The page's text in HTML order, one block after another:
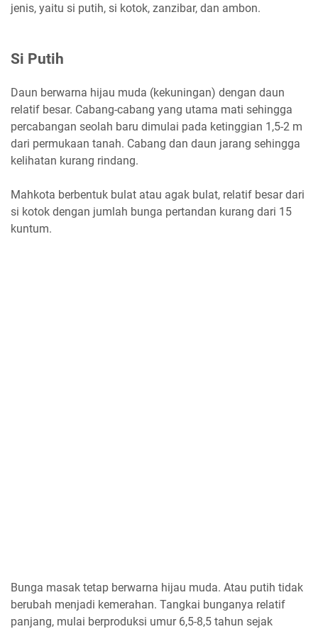
jenis, yaitu si putih, si kotok, zanzibar, dan ambon.
Si Putih
Daun berwarna hijau muda (kekuningan) dengan daun
relatif besar. Cabang-cabang yang utama mati sehingga
percabangan seolah baru dimulai pada ketinggian 1,5-2 m
dari permukaan tanah. Cabang dan daun jarang sehingga
kelihatan kurang rindang.
Mahkota berbentuk bulat atau agak bulat, relatif besar dari
si kotok dengan jumlah bunga pertandan kurang dari 15
kuntum.
Bunga masak tetap berwarna hijau muda. Atau putih tidak
berubah menjadi kemerahan. Tangkai bunganya relatif
panjang, mulai berproduksi umur 6,5-8,5 tahun sejak